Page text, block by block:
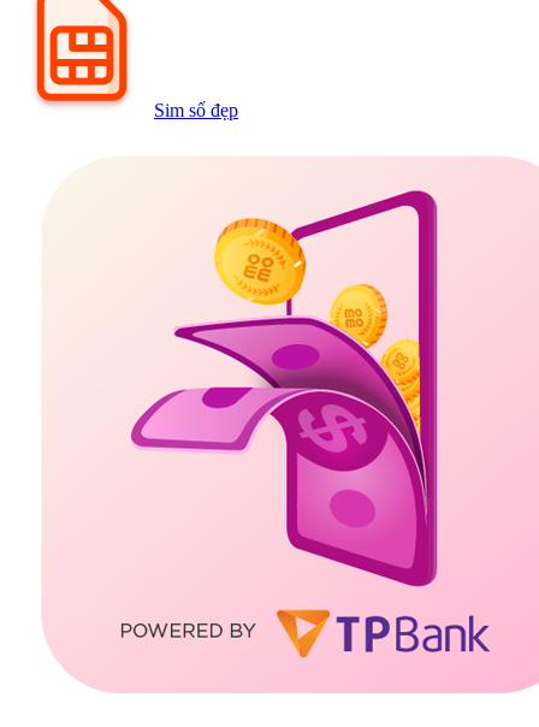
Sim số đẹp